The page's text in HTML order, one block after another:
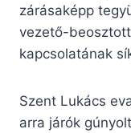
zárásaképp
vezető-
kapcsolatának
Szent Lukács
arra járók